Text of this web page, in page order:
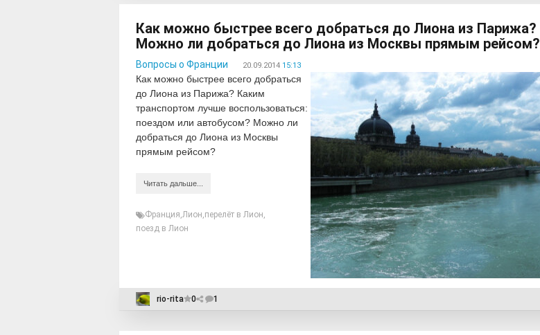
Как можно быстрее всего добраться до Лиона из Парижа?
Можно ли добраться до Лиона из Москвы прямым рейсом?
Вопросы о Франции 20.09.2014 15:13
Как можно быстрее всего добраться
до Лиона из Парижа? Каким
транспортом лучше воспользоваться:
поездом или автобусом? Можно ли
добраться до Лиона из Москвы
прямым рейсом?
Читать дальше...
Франция,Лион,перелёт в Лион,
поезд в Лион
rio-rita 0 1